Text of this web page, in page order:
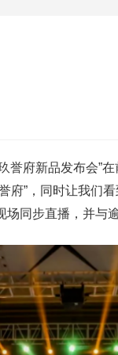
府新品发布会”
”，同时让我们
同步直播，并与